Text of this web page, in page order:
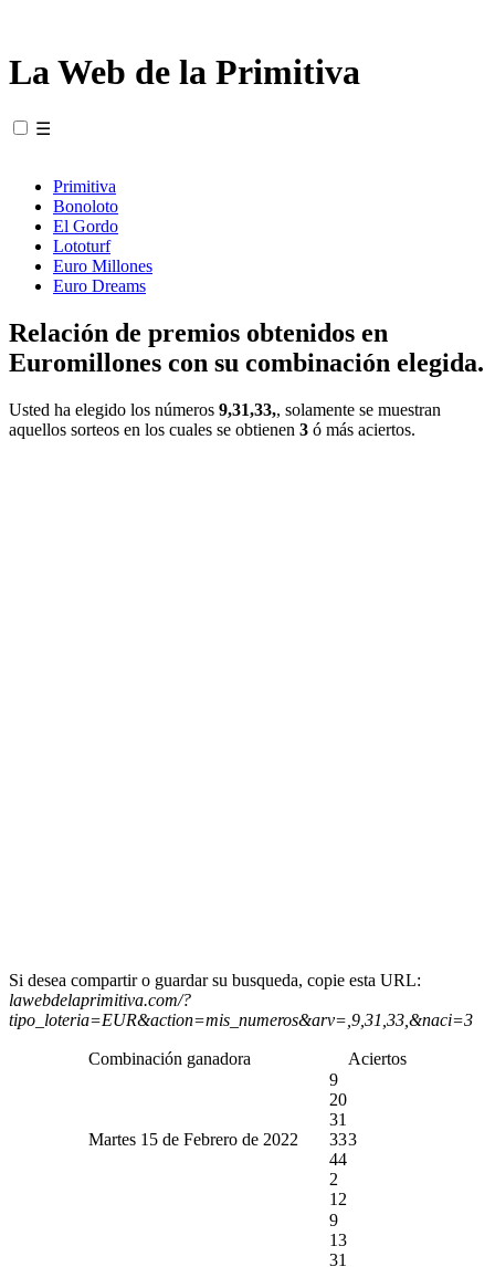
La Web de la Primitiva
☰
Primitiva
Bonoloto
El Gordo
Lototurf
Euro Millones
Euro Dreams
Relación de premios obtenidos en
Euromillones con su combinación elegida.
Usted ha elegido los números 9,31,33,, solamente se muestran
aquellos sorteos en los cuales se obtienen 3 ó más aciertos.
Si desea compartir o guardar su busqueda, copie esta URL:
lawebdelaprimitiva.com/?
tipo_loteria=EUR&action=mis_numeros&arv=,9,31,33,&naci=3
Combinación ganadora Aciertos
Martes 15 de Febrero de 2022
9
20
31
33
44
2
12
3
9
13
31